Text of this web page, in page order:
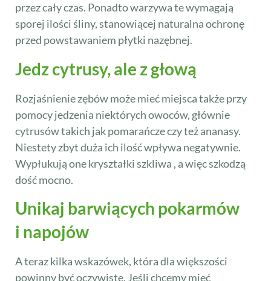
przez cały czas. Ponadto warzywa te wymagają
sporej ilości śliny, stanowiącej naturalna ochronę
przed powstawaniem płytki nazębnej.
Jedz cytrusy, ale z głową
Rozjaśnienie zębów może mieć miejsca także przy
pomocy jedzenia niektórych owoców, głównie
cytrusów takich jak pomarańcze czy też ananasy.
Niestety zbyt duża ich ilość wpływa negatywnie.
Wypłukują one kryształki szkliwa , a więc szkodzą
dość mocno.
Unikaj barwiących pokarmów
i napojów
A teraz kilka wskazówek, która dla większości
powinny być oczywiste. Jeśli chcemy mieć